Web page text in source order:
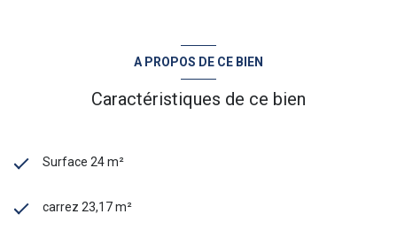
A PROPOS DE CE BIEN
Caractéristiques de ce bien
Surface 24 m²
carrez 23,17 m²